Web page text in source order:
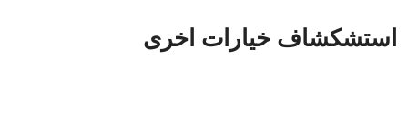
استشكشاف خيارات اخرى